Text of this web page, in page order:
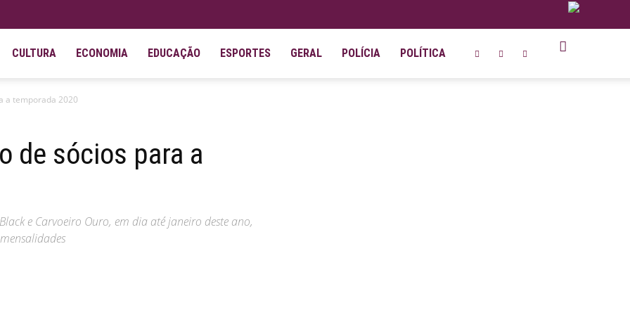
CULTURA ECONOMIA EDUCAÇÃO ESPORTES GERAL POLÍCIA POLÍTICA
a temporada 2020
de sócios para a
e Carvoeiro Ouro, em dia até janeiro deste ano,